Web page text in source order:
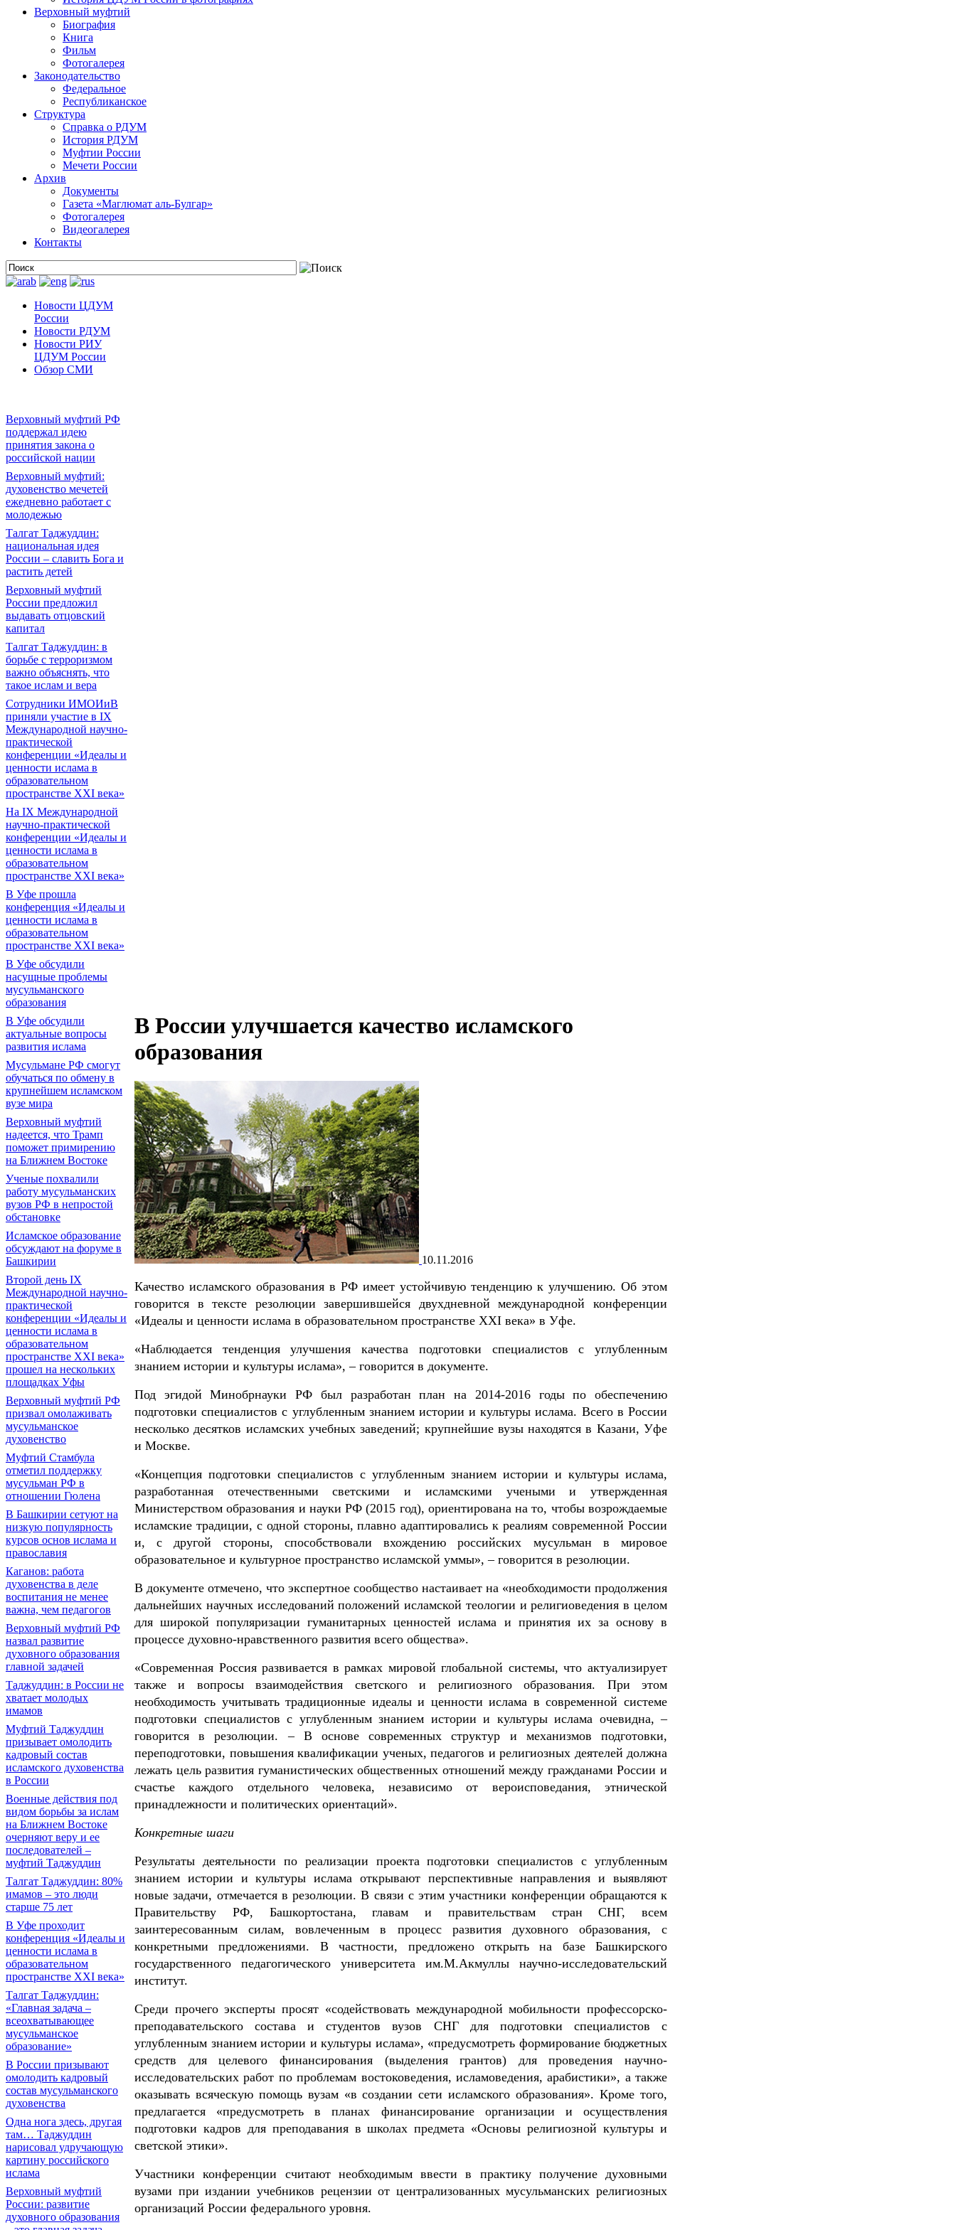
Верховный муфтий
Биография
Книга
Фильм
Фотогалерея
Законодательство
Федеральное
Республиканское
Структура
Справка о РДУМ
История РДУМ
Муфтии России
Мечети России
Архив
Документы
Газета «Маглюмат аль-Булгар»
Фотогалерея
Видеогалерея
Контакты
Новости ЦДУМ
России
Новости РДУМ
Новости РИУ
ЦДУМ России
Обзор СМИ
Верховный муфтий РФ
поддержал идею
принятия закона о
российской нации
Верховный муфтий:
духовенство мечетей
ежедневно работает с
молодежью
Талгат Таджуддин:
национальная идея
России – славить Бога и
растить детей
Верховный муфтий
России предложил
выдавать отцовский
капитал
Талгат Таджуддин: в
борьбе с терроризмом
важно объяснять, что
такое ислам и вера
Сотрудники ИМОИиВ
приняли участие в IX
Международной научно-
практической
конференции «Идеалы и
ценности ислама в
образовательном
пространстве XXI века»
На IX Международной
научно-практической
конференции «Идеалы и
ценности ислама в
образовательном
пространстве XXI века»
В Уфе прошла
конференция «Идеалы и
ценности ислама в
образовательном
пространстве XXI века»
В Уфе обсудили
насущные проблемы
мусульманского
образования
В Уфе обсудили
актуальные вопросы
развития ислама
Мусульмане РФ смогут
обучаться по обмену в
крупнейшем исламском
вузе мира
Верховный муфтий
надеется, что Трамп
поможет примирению
на Ближнем Востоке
Ученые похвалили
работу мусульманских
вузов РФ в непростой
обстановке
Исламское образование
обсуждают на форуме в
Башкирии
Второй день IX
Международной научно-
практической
конференции «Идеалы и
ценности ислама в
образовательном
пространстве XXI века»
прошел на нескольких
площадках Уфы
Верховный муфтий РФ
призвал омолаживать
мусульманское
духовенство
Муфтий Стамбула
отметил поддержку
мусульман РФ в
отношении Гюлена
В Башкирии сетуют на
низкую популярность
курсов основ ислама и
православия
Каганов: работа
духовенства в деле
воспитания не менее
важна, чем педагогов
Верховный муфтий РФ
назвал развитие
духовного образования
главной задачей
Таджуддин: в России не
хватает молодых
имамов
Муфтий Таджуддин
призывает омолодить
кадровый состав
исламского духовенства
в России
Военные действия под
видом борьбы за ислам
на Ближнем Востоке
очерняют веру и ее
последователей –
муфтий Таджуддин
Талгат Таджуддин: 80%
имамов – это люди
старше 75 лет
В Уфе проходит
конференция «Идеалы и
ценности ислама в
образовательном
пространстве XXI века»
Талгат Таджуддин:
«Главная задача –
всеохватывающее
мусульманское
образование»
В России призывают
омолодить кадровый
состав мусульманского
духовенства
Одна нога здесь, другая
там… Таджуддин
нарисовал удручающую
картину российского
ислама
Верховный муфтий
России: развитие
духовного образования
В России улучшается качество исламского
образования
10.11.2016
Качество исламского образования в РФ имеет устойчивую тенденцию к улучшению. Об этом
говорится в тексте резолюции завершившейся двухдневной международной конференции
«Идеалы и ценности ислама в образовательном пространстве XXI века» в Уфе.
«Наблюдается тенденция улучшения качества подготовки специалистов с углубленным
знанием истории и культуры ислама», – говорится в документе.
Под эгидой Минобрнауки РФ был разработан план на 2014-2016 годы по обеспечению
подготовки специалистов с углубленным знанием истории и культуры ислама. Всего в России
несколько десятков исламских учебных заведений; крупнейшие вузы находятся в Казани, Уфе
и Москве.
«Концепция подготовки специалистов с углубленным знанием истории и культуры ислама,
разработанная отечественными светскими и исламскими учеными и утвержденная
Министерством образования и науки РФ (2015 год), ориентирована на то, чтобы возрождаемые
исламские традиции, с одной стороны, плавно адаптировались к реалиям современной России
и, с другой стороны, способствовали вхождению российских мусульман в мировое
образовательное и культурное пространство исламской уммы», – говорится в резолюции.
В документе отмечено, что экспертное сообщество настаивает на «необходимости продолжения
дальнейших научных исследований положений исламской теологии и религиоведения в целом
для широкой популяризации гуманитарных ценностей ислама и принятия их за основу в
процессе духовно-нравственного развития всего общества».
«Современная Россия развивается в рамках мировой глобальной системы, что актуализирует
также и вопросы взаимодействия светского и религиозного образования. При этом
необходимость учитывать традиционные идеалы и ценности ислама в современной системе
подготовки специалистов с углубленным знанием истории и культуры ислама очевидна, –
говорится в резолюции. – В основе современных структур и механизмов подготовки,
переподготовки, повышения квалификации ученых, педагогов и религиозных деятелей должна
лежать цель развития гуманистических общественных отношений между гражданами России и
счастье каждого отдельного человека, независимо от вероисповедания, этнической
принадлежности и политических ориентаций».
Конкретные шаги
Результаты деятельности по реализации проекта подготовки специалистов с углубленным
знанием истории и культуры ислама открывают перспективные направления и выявляют
новые задачи, отмечается в резолюции. В связи с этим участники конференции обращаются к
Правительству РФ, Башкортостана, главам и правительствам стран СНГ, всем
заинтересованным силам, вовлеченным в процесс развития духовного образования, с
конкретными предложениями. В частности, предложено открыть на базе Башкирского
государственного педагогического университета им.М.Акмуллы научно-исследовательский
институт.
Среди прочего эксперты просят «содействовать международной мобильности профессорско-
преподавательского состава и студентов вузов СНГ для подготовки специалистов с
углубленным знанием истории и культуры ислама», «предусмотреть формирование бюджетных
средств для целевого финансирования (выделения грантов) для проведения научно-
исследовательских работ по проблемам востоковедения, исламоведения, арабистики», а также
оказывать всяческую помощь вузам «в создании сети исламского образования». Кроме того,
предлагается «предусмотреть в планах финансирование организации и осуществления
подготовки кадров для преподавания в школах предмета «Основы религиозной культуры и
светской этики».
Участники конференции считают необходимым ввести в практику получение духовными
вузами при издании учебников рецензии от централизованных мусульманских религиозных
организаций России федерального уровня.